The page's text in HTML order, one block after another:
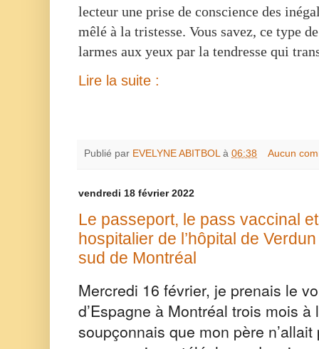
lecteur une prise de conscience des
mêlé à la tristesse. Vous savez, ce type
larmes aux yeux par la tendresse qui
Lire la suite :
Publié par EVELYNE ABITBOL à 06:38 Aucun
vendredi 18 février 2022
Le passeport, le pass vaccinal
hospitalier de l’hôpital de
sud de Montréal
Mercredi 16 février, je prenais le
d’Espagne à Montréal trois mois à
soupçonnais que mon père